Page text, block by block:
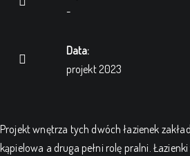
-
Data:
projekt 2023
Projekt wnętrza tych dwóch łazienek
kąpielowa a druga pełni rolę pralni.